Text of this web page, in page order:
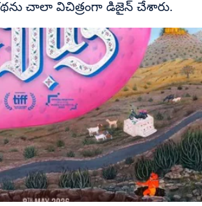
చాలా విచిత్రంగా డిజైన్ చేశారు.